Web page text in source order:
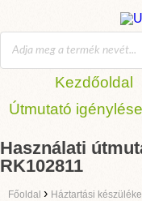
Kezdőoldal
Útmutató igénylése
Használati
RK102811
Főoldal › Háztartási